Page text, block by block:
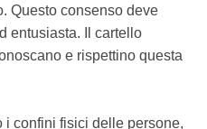
Questo consenso deve
entusiasta. Il cartello
e rispettino questa
i confini fisici delle persone,